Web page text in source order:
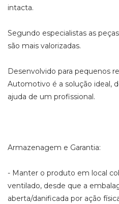
intacta.
Segundo especialistas as
são mais valorizadas.
Desenvolvido para pequenos
Automotivo é a solução ideal,
ajuda de um profissional.
Armazenagem e Garantia:
- Manter o produto em local
ventilado, desde que a
aberta/danificada por ação